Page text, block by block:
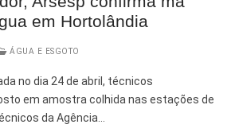
em Hortolândia
ÁGUA E ESGOTO
no dia 24 de abril, técnicos
em amostra colhida nas estações de
da Agência…